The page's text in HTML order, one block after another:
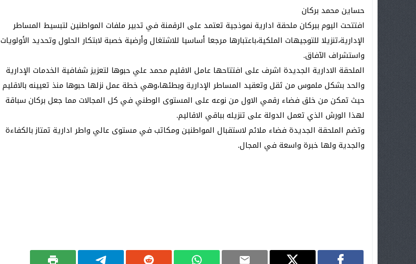
حساين محمد بركان
افتتحت اليوم ببركان ملحقة ادارية نموذجية تعتمد على الرقمنة في تدبير ملفات المواطنين لتبسيط المساطر
الإدارية،تنزيلا للتوجيهات الملكية،باعتبارها مرجعا أساسيا للاشتغال وأرضية خصبة لابتكار الحلول وتحديد الأولويات
واستشراف الآفاق.
الملحقة الادارية الجديدة اشرف على افتتاحها عامل الاقليم محمد علي حبوها لتعزيز شفافية الخدمات الإدارية
والحد بشكل ملموس من ثقل وتعقيد المساطر الإدارية وبطئها،وهي خطة عمل نزلها حبوها منذ تعيينه بالاقليم
حيث تمكن من خلق فضاء رقمي الاول من نوعه على المستوى الوطني في كل المجالات مما جعل بركان سباقة
لهذا الورش الذي تعمل الدولة على تنزيله بباقي الاقاليم.
وتضم الملحقة الجديدة فضاء ملائم لاستقبال المواطنين ومكاتب في مستوى عالي واطر ادارية تمتاز بالكفاءة
والجدية ولها خبرة واسعة في المجال.